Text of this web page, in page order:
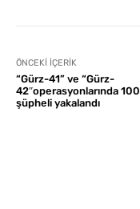
ÖNCEKI İÇERIK
“Gürz-41” ve “Gürz-
42″operasyonlarında 100
şüpheli yakalandı